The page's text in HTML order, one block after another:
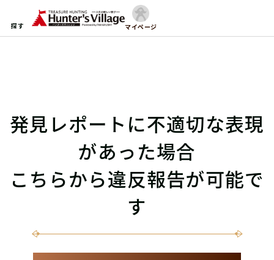
探す マイページ
発見レポートに不適切な表現
があった場合
こちらから違反報告が可能で
す